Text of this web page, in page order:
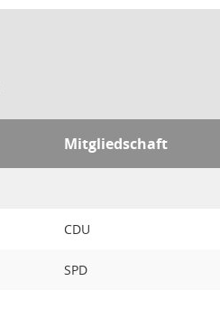
Mitgliedschaft
CDU
SPD